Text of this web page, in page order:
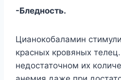
-Бледность.
Цианокобаламин
красных кровяных
недостаточном их